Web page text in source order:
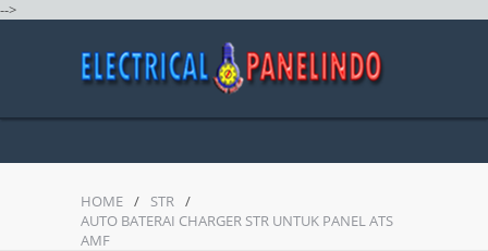
-->
HOME / STR /
AUTO BATERAI CHARGER STR UNTUK PANEL ATS
AMF